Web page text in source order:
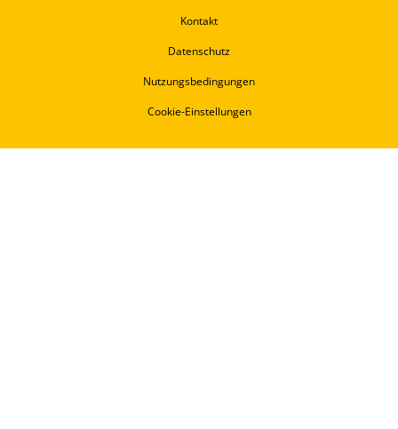
Kontakt
Datenschutz
Nutzungsbedingungen
Cookie-Einstellungen